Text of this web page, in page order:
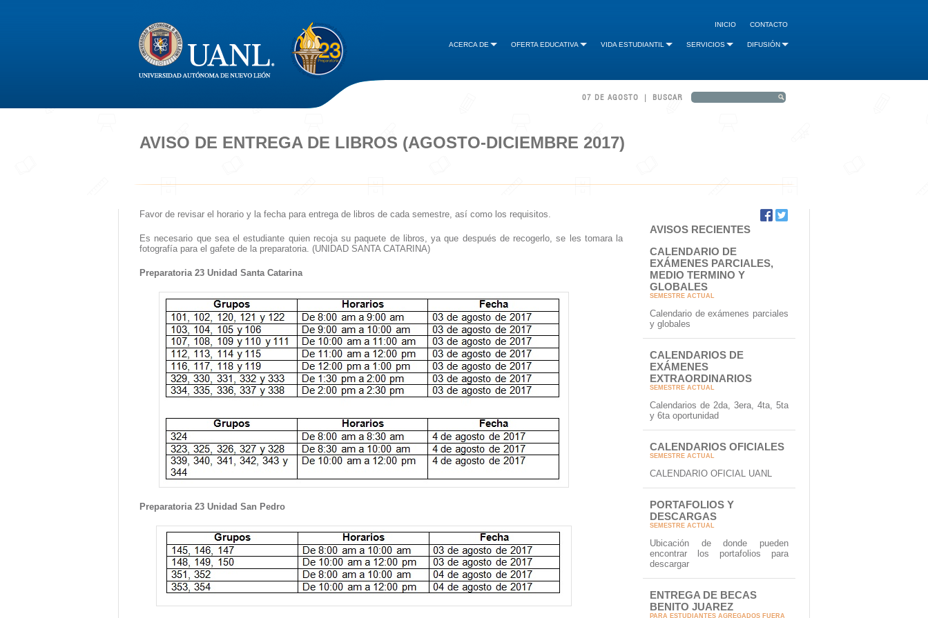
INICIO CONTACTO
ACERCA DE OFERTA EDUCATIVA VIDA ESTUDIANTIL SERVICIOS DIFUSIÓN
07 DE AGOSTO | BUSCAR
AVISO DE ENTREGA DE LIBROS (AGOSTO-DICIEMBRE 2017)
Favor de revisar el horario y la fecha para entrega de libros de cada semestre, así como los requisitos.
Es necesario que sea el estudiante quien recoja su paquete de libros, ya que después de recogerlo, se les tomara la
fotografía para el gafete de la preparatoria. (UNIDAD SANTA CATARINA)
Preparatoria 23 Unidad Santa Catarina
Preparatoria 23 Unidad San Pedro
AVISOS RECIENTES
CALENDARIO DE
EXÁMENES PARCIALES,
MEDIO TERMINO Y
GLOBALES
SEMESTRE ACTUAL
Calendario de exámenes parciales
y globales
CALENDARIOS DE
EXÁMENES
EXTRAORDINARIOS
SEMESTRE ACTUAL
Calendarios de 2da, 3era, 4ta, 5ta
y 6ta oportunidad
CALENDARIOS OFICIALES
SEMESTRE ACTUAL
CALENDARIO OFICIAL UANL
PORTAFOLIOS Y
DESCARGAS
SEMESTRE ACTUAL
Ubicación de donde pueden
encontrar los portafolios para
descargar
ENTREGA DE BECAS
BENITO JUAREZ
PARA ESTUDIANTES AGREGADOS FUERA